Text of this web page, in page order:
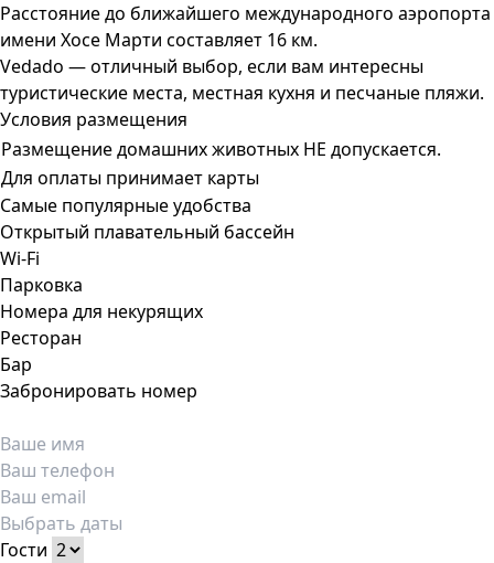
Расстояние до ближайшего международного аэропорта
имени Хосе Марти составляет 16 км.
Vedado — отличный выбор, если вам интересны
туристические места, местная кухня и песчаные пляжи.
Условия размещения
Размещение домашних животных НЕ допускается.
Для оплаты принимает карты
Самые популярные удобства
Открытый плавательный бассейн
Wi-Fi
Парковка
Номера для некурящих
Ресторан
Бар
Забронировать номер
Гости